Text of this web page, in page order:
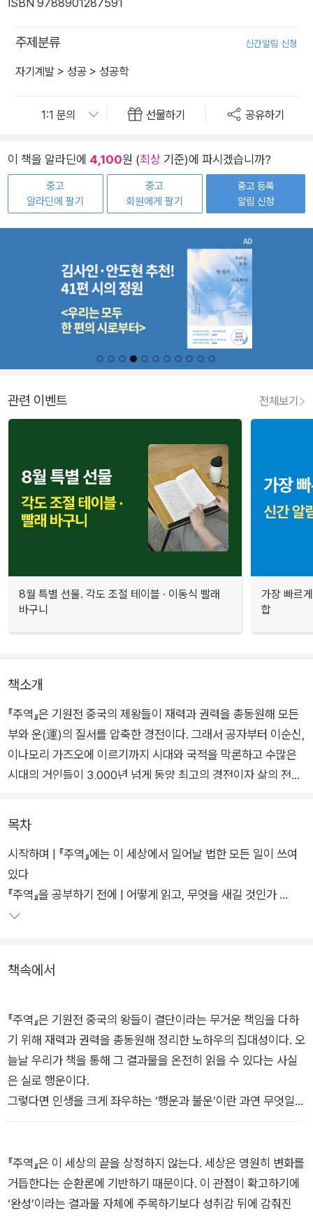
주제분류 신간알림 신청
자기계발 > 성공 > 성공학
선물하기 공유하기
이 책을 알라딘에 4,100원 (최상 기준)에 파시겠습니까?
중고
알라딘에 팔기
중고
회원에게 팔기
중고 등록
알림 신청
관련 이벤트 전체보기
8월 특별 선물. 각도 조절 테이블 · 이동식 빨래
바구니
가장 빠르
합
책소개
『주역』은 기원전 중국의 제왕들이 재력과 권력을 총동원해 모든
부와 운(運)의 질서를 압축한 경전이다. 그래서 공자부터 이순신,
이나모리 가즈오에 이르기까지 시대와 국적을 막론하고 수많은
시대의 거인들이 3,000년 넘게 동양 최고의 경전이자 삶의 전략
일본의 『주역』 커뮤니케이터이자 리더십 코치로 활동하는 저자
오구라 고이치는 탄탄대로였던 인생이 처참하게 무너진 순간 『주
역』을 만났다. 『주역』 64괘의 의미와 가르침을 깨닫고 삶에 직접
적용하자 평범한 직장인에 불과했던 그의 인생관은 송두리째 뒤
바뀌었다. 이 과정에서 『주역』이 전하는 진리를 현대인의 부와 성
에 집약했다.
이 책에는 윈스턴 처칠부터 오타니 쇼헤이까지 『주역』과 맞닿은
거인들의 생각법부터 일하는 사람을 위해 새롭게 재편한 64괘에
서 얻는 인사이트, 시대를 이끈 위대한 구루(guru)들의 명언으로
이해하는 인생의 진리, 퍼실리테이션(facilitation), 퍼포스(purp
ose) 경영 등 실무에 도움이 될 비즈니스 철학까지 가득하다. 이
책이 인생의 기로에 선 비즈니스맨들에게 인생의 축을 세우고 부
목차
시작하며 | 『주역』에는 이 세상에서 일어날 법한 모든 일이 쓰여
있다
『주역』을 공부하기 전에 | 어떻게 읽고, 무엇을 새길 것인가
책속에서
『주역』은 기원전 중국의 왕들이 결단이라는 무거운 책임을 다하
기 위해 재력과 권력을 총동원해 정리한 노하우의 집대성이다. 오
늘날 우리가 책을 통해 그 결과물을 온전히 읽을 수 있다는 사실
은 실로 행운이다.
그렇다면 인생을 크게 좌우하는 ‘행운과 불운’이란 과연 무엇일
까? 『주역』에서는 행운과 불운을 하늘의 순환이자 떼려야 뗄 수
뒤로 뒤집히며 팔랑팔랑 춤추듯 떨어지는 낙엽과도 같다. 사람이
할 수 있는 일은 행운을 되도록 오랫동안 유지하고 불운을 최소화
하는 정도다. 불운을 ‘천재(天災)’라 하고 그 뒤에 잘못된 대응이
『주역』은 이 세상의 끝을 상정하지 않는다. 세상은 영원히 변화를
거듭한다는 순환론에 기반하기 때문이다. 이 관점이 확고하기에
‘완성’이라는 결과물 자체에 주목하기보다 성취감 뒤에 감춰진